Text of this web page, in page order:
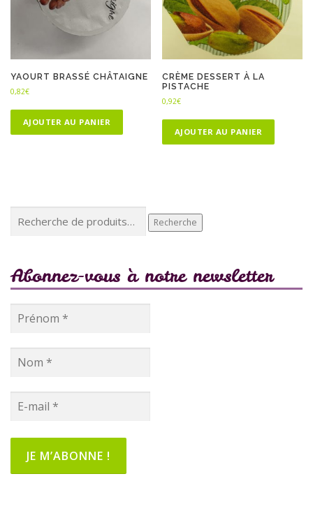
YAOURT BRASSÉ CHÂTAIGNE
0,82€
AJOUTER AU PANIER
CRÈME DESSERT À LA
PISTACHE
0,92€
AJOUTER AU PANIER
pour :
Recherche
Abonnez-vous à notre newsletter